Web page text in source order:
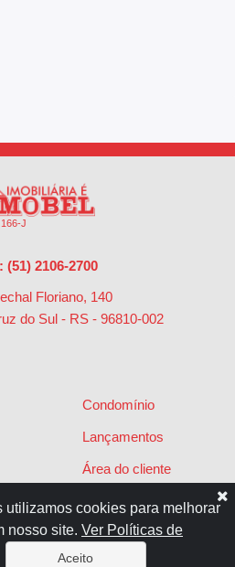
J
(51) 2106-2700
Floriano, 140
do Sul - RS - 96810-002
Condomínio
Lançamentos
Área do cliente
Políticas de privacidade
Contato
utilizamos cookies para melhorar
nosso site. Ver Políticas de
Aceito